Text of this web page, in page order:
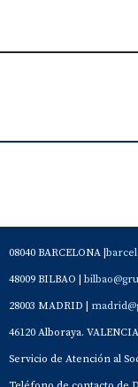
08040 BARCELONA |
48009 BILBAO |
28003 MADRID |
46120 Alboraya. VALENCIA
Servicio de Atención al